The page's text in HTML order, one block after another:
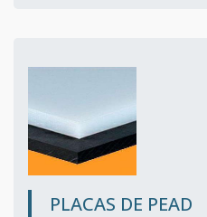
PLACAS DE PEAD